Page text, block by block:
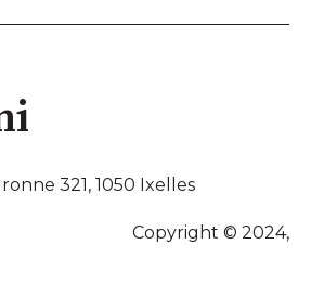
321, 1050 Ixelles
Copyright © 2024,